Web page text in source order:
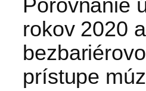
Porovnanie
rokov 2020
prístupe